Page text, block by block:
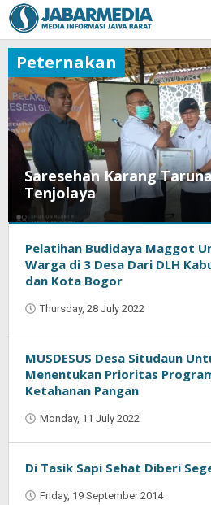
Skip
to
content
Saresehan Karang
Tenjolaya
Thursday,
January
Peternakan
Pelatihan Budidaya Maggot
Warga di 3 Desa Dari DLH
dan Kota Bogor
Thursday, 28 July 2022
MUSDESUS Desa Situdaun
Menentukan Prioritas
Ketahanan Pangan
Monday, 11 July 2022
Di Tasik Sapi Sehat Diberi
Friday, 19 September 2014